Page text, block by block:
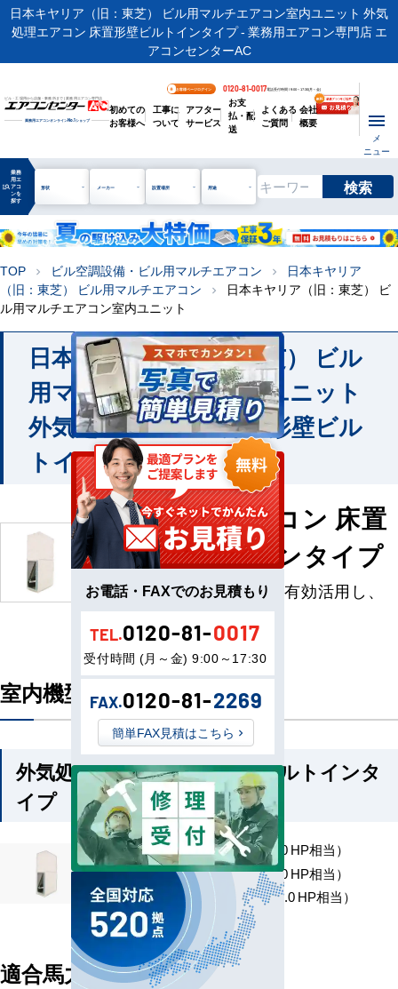
日本キヤリア（旧：東芝） ビル用マルチエアコン室内ユニット 外気
処理エアコン 床置形壁ビルトインタイプ - 業務用エアコン専門店 エ
アコンセンターAC
ビル・工場用から店舗・事務所まで | 業務用エアコン専門店
業務用エアコンオンラインNo.1ショップ
お客様ページログイン 0120-81-0017電話受付時間 / 9:00～17:30(月～金)
初めての
お客様へ
工事に
ついて
アフター
サービス
お支
払・配
送
よくある
ご質問
会社
概要
メ
ニュー
manage_search
業務
用エ
アコ
ンを
探す
形状 メーカー 設置場所 用途 検索
TOP chevron_right ビル空調設備・ビル用マルチエアコン chevron_right
日本キヤリア
（旧：東芝） ビル用マルチエアコン
chevron_right
日本キヤリア（旧：東芝） ビ
ル用マルチエアコン室内ユニット
日本キヤリア（旧：東芝） ビル
用マルチエアコン室内ユニット
外気処理エアコン 床置形壁ビル
トインタイプ
外気処理エアコン 床置
形壁ビルトインタイプ
壁内の柱間スペースを有効活用し、
新鮮な外気を導入
室内機型番一覧
外気処理エアコン 床置形壁ビルトインタ
イプ
MMF-UP1401BHF （5.0 HP相当）
MMF-UP2241BHF （8.0 HP相当）
MMF-UP2801BHF （10.0 HP相当）
適合馬力
お電話・FAXでのお見積もり
TEL.0120-81-0017
受付時間 (月～金) 9:00～17:30
FAX.0120-81-2269
簡単FAX見積はこちら